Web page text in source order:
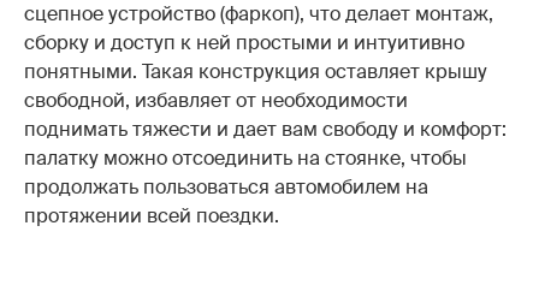
сцепное устройство (фаркоп), что делает монтаж,
сборку и доступ к ней простыми и интуитивно
понятными. Такая конструкция оставляет крышу
свободной, избавляет от необходимости
поднимать тяжести и дает вам свободу и комфорт:
палатку можно отсоединить на стоянке, чтобы
продолжать пользоваться автомобилем на
протяжении всей поездки.